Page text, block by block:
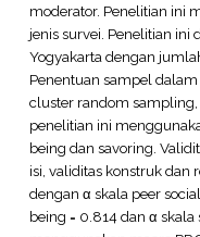
moderator. Penelitian ini
jenis survei. Penelitian ini
Yogyakarta dengan
Penentuan sampel
cluster random
penelitian ini
being dan savoring.
isi, validitas konstruk dan
dengan α skala peer
being = 0.814 dan α skala